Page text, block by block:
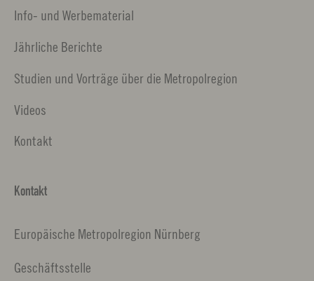
Info- und Werbematerial
Jährliche Berichte
Studien und Vorträge über die Metropolregion
Videos
Kontakt
Kontakt
Europäische Metropolregion Nürnberg
Geschäftsstelle